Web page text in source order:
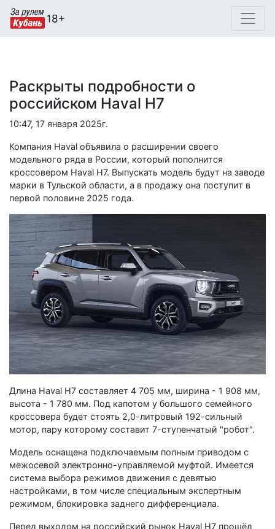
Раскрыты подробности о
российском Haval H7
10:47, 17 января 2025г.
Компания Haval объявила о расширении своего
модельного ряда в России, который пополнится
кроссовером Haval H7. Выпускать модель будут на заводе
марки в Тульской области, а в продажу она поступит в
первой половине 2025 года.
Длина Haval H7 составляет 4 705 мм, ширина - 1 908 мм,
высота - 1 780 мм. Под капотом у большого семейного
кроссовера будет стоять 2,0-литровый 192-сильный
мотор, пару которому составит 7-ступенчатый "робот".
Модель оснащена подключаемым полным приводом с
межосевой электронно-управляемой муфтой. Имеется
система выбора режимов движения с девятью
настройками, в том числе специальным экспертным
режимом, блокировка заднего дифференциала.
Перед выходом на российский рынок Haval H7 прошёл